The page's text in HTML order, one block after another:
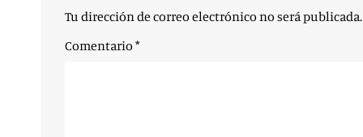
Tu dirección de correo electrónico no será publicada.
Comentario *